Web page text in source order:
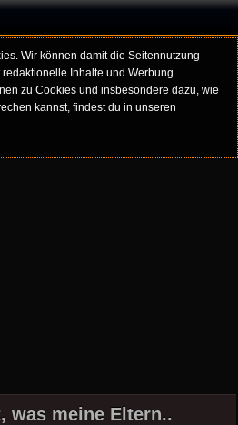
Wir können damit die Seitennutzung
Inhalte und Werbung
zu Cookies und insbesondere dazu, wie
kannst, findest du in unseren
was meine Eltern..